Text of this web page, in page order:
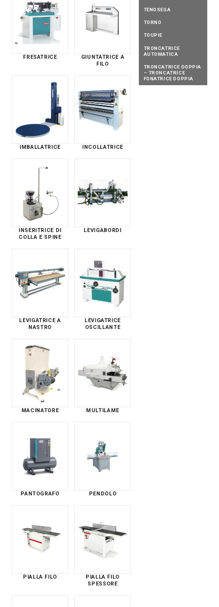
FRESATRICE
GIUNTATRICE A
FILO
IMBALLATRICE INCOLLATRICE
INSERITRICE DI
COLLA E SPINE
LEVIGABORDI
LEVIGATRICE A
NASTRO
LEVIGATRICE
OSCILLANTE
MACINATORE MULTILAME
PANTOGRAFO PENDOLO
PIALLA FILO
PIALLA FILO
SPESSORE
TENOSEGA
TORNO
TOUPIE
TRONCATRICE
AUTOMATICA
TRONCATRICE DOPPIA
– TRONCATRICE
FONATRICE DOPPIA